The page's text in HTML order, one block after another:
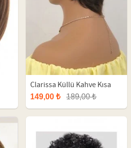
Clarissa Küllü Kahve Kısa
Fiber Peruk
149,00 ₺ 189,00 ₺